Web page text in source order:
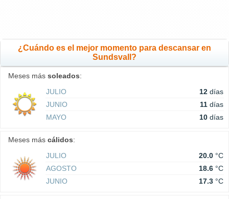
¿Cuándo es el mejor momento para descansar en
Sundsvall?
Meses más soleados:
JULIO
12 días
JUNIO
11 días
MAYO
10 días
Meses más cálidos:
JULIO
20.0 °C
AGOSTO
18.6 °C
JUNIO
17.3 °C